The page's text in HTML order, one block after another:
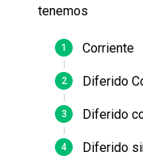
tenemos
Corriente
Diferido
Diferido
Diferido